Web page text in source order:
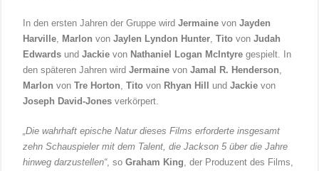
In den ersten Jahren der Gruppe wird Jermaine vonJayden
Harville, Marlon vonJaylen Lyndon Hunter,Tito vonJudah
Edwards undJackie von Nathaniel Logan McIntyre gespielt. In
den späteren Jahren wirdJermaine von Jamal R. Henderson,
Marlon vonTre Horton, Tito von Rhyan Hill undJackie von
Joseph David-Jones verkörpert.
„Die wahrhaft epische Natur dieses Films erforderte insgesamt
zehn Schauspieler mit dem Talent, die Jackson 5 über die Jahre
hinweg darzustellen“, soGraham King, der Produzent des Films,